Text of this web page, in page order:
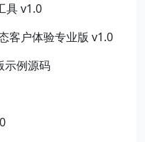
具 v1.0
客户体验专业版 v1.0
示例源码